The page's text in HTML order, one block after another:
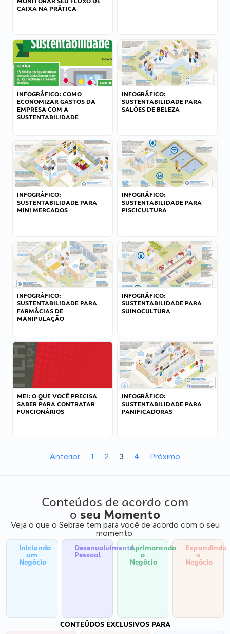
CAIXA NA PRÁTICA
INFOGRÁFICO: COMO
ECONOMIZAR GASTOS DA
EMPRESA COM A
SUSTENTABILIDADE
INFOGRÁFICO:
SUSTENTABILIDADE PARA
SALÕES DE BELEZA
INFOGRÁFICO:
SUSTENTABILIDADE PARA
MINI MERCADOS
INFOGRÁFICO:
SUSTENTABILIDADE PARA
PISCICULTURA
INFOGRÁFICO:
SUSTENTABILIDADE PARA
FARMÁCIAS DE
MANIPULAÇÃO
INFOGRÁFICO:
SUSTENTABILIDADE PARA
SUINOCULTURA
MEI: O QUE VOCÊ PRECISA
SABER PARA CONTRATAR
FUNCIONÁRIOS
INFOGRÁFICO:
SUSTENTABILIDADE PARA
PANIFICADORAS
Anterior 1 2 3 4 Próximo
Conteúdos de acordo com
o seu Momento
Veja o que o Sebrae tem para você de acordo com o seu
momento:
Iniciando
um
Negócio
Desenvolvimento
Pessoal
Aprimorando
o
Negócio
Expandindo
o
Negócio
CONTEÚDOS EXCLUSIVOS PARA